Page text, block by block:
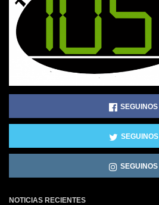
SEGUINOS
SEGUINOS
SEGUINOS
NOTICIAS RECIENTES